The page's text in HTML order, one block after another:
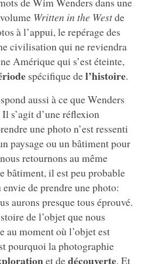
Written in the Westde
à l’appui, le repérage des
civilisation qui ne reviendra
Amérique qui s’est éteinte,
spécifique del’histoire.
aussi à ce que Wenders
s’agit d’une réflexion
une photo n’est ressenti
paysage ou un bâtiment pour
retournons au même
bâtiment, il est peu probable
envie de prendre une photo:
aurons presque tous éprouvé.
de l’objet que nous
au moment où l’objet est
pourquoi la photographie
et dedécouverte. Et